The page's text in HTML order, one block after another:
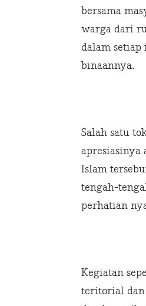
bersama
warga dari
dalam
binaannya.
Salah satu
apresiasinya
Islam
tengah-
perhatian
Kegiatan
teritorial dan